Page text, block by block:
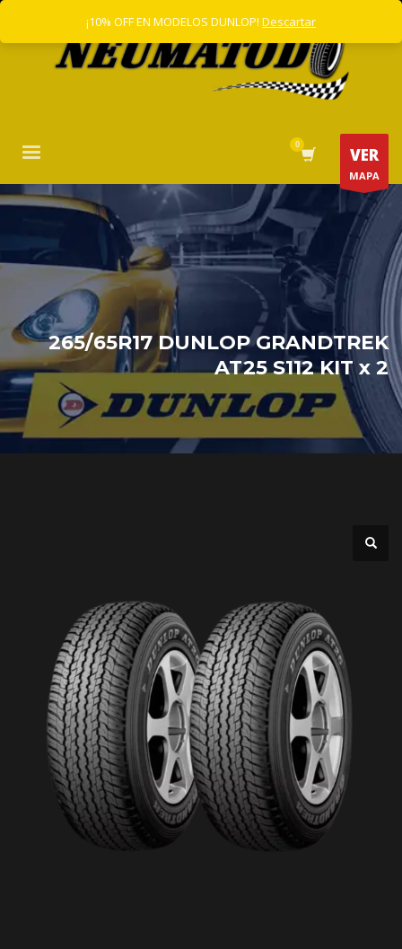
VER
MAPA
265/65R17 DUNLOP GRANDTREK
AT25 S112 KIT x 2
¡10% OFF EN MODELOS DUNLOP! Descartar